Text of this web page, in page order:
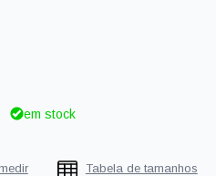
em stock
Tabela de tamanhos